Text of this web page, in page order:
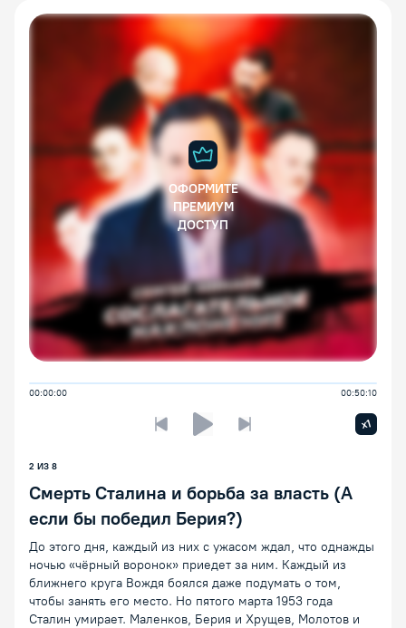
ОФОРМИТЕ
ПРЕМИУМ
ДОСТУП
00:00:00 00:50:10
Предыдущая лекцияСледующая лекция
x1
2 ИЗ 8
Смерть Сталина и борьба за власть (А
если бы победил Берия?)
До этого дня, каждый из них с ужасом ждал, что однажды
ночью «чёрный воронок» приедет за ним. Каждый из
ближнего круга Вождя боялся даже подумать о том,
чтобы занять его место. Но пятого марта 1953 года
Сталин умирает. Маленков, Берия и Хрущев, Молотов и